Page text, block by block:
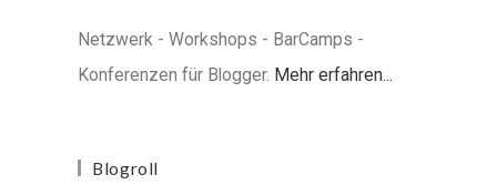
Netzwerk - Workshops - BarCamps -
Konferenzen für Blogger. Mehr erfahren...
Blogroll